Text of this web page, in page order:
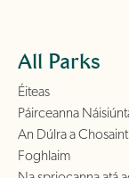
All Parks
Éiteas
Páirceanna
An Dúlra a Chosaint
Foghlaim